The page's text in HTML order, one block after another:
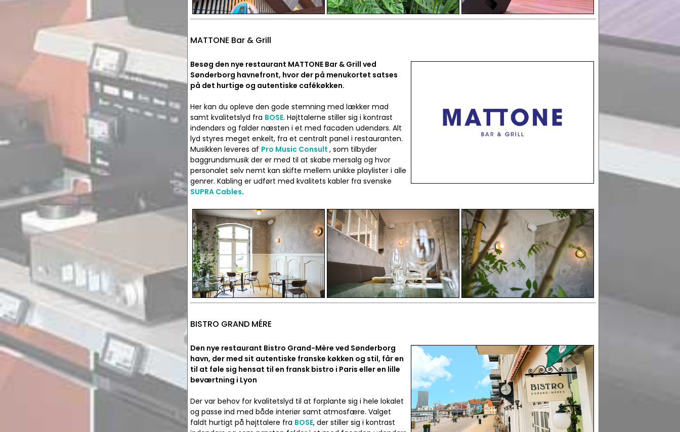
MATTONE Bar & Grill
Besøg den nye restaurant MATTONE Bar & Grill ved
Sønderborg havnefront, hvor der på menukortet satses
på det hurtige og autentiske cafékøkken.
Her kan du opleve den gode stemning med lækker mad
samt kvalitetslyd fra BOSE. Højttalerne stiller sig i kontrast
indendørs og falder næsten i et med facaden udendørs. Alt
lyd styres meget enkelt, fra et centralt panel i restauranten.
Musikken leveres af Pro Music Consult , som tilbyder
baggrundsmusik der er med til at skabe mersalg og hvor
personalet selv nemt kan skifte mellem unikke playlister i alle
genrer. Kabling er udført med kvalitets kabler fra svenske
SUPRA Cables.
BISTRO GRAND MÉRE
Den nye restaurant Bistro Grand-Mère ved Sønderborg
havn, der med sit autentiske franske køkken og stil, får en
til at føle sig hensat til en fransk bistro i Paris eller en lille
beværtning i Lyon
Der var behov for kvalitetslyd til at forplante sig i hele lokalet
og passe ind med både interiør samt atmosfære. Valget
faldt hurtigt på højttalere fra BOSE, der stiller sig i kontrast